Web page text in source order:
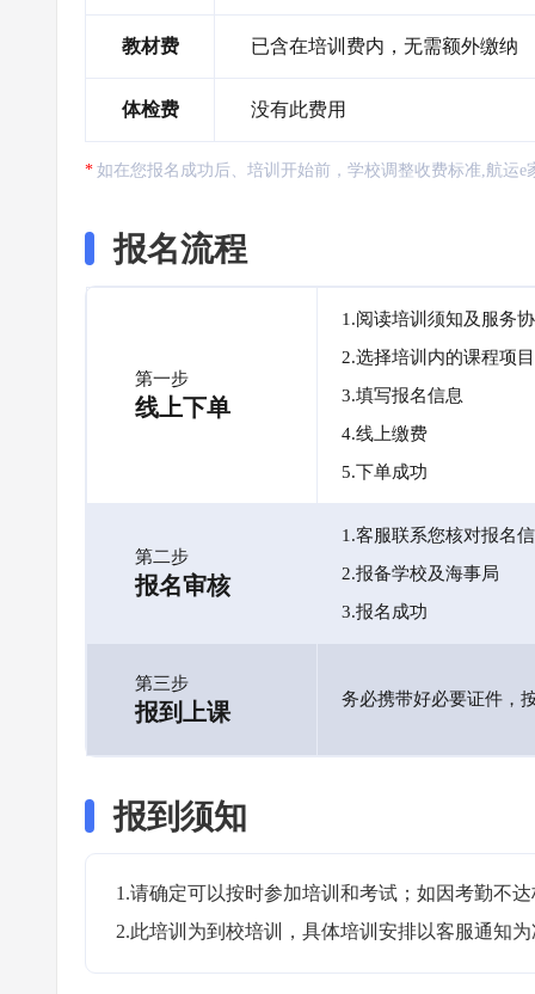
教材费 已含在培训费内，无需额外缴纳
体检费 没有此费用
如在您报名成功后、培训开始前，学校调整收费标准,航运
报名流程
第一步
线上下单
1.阅读培训须知及服务
2.选择培训内的课程项目
3.填写报名信息
4.线上缴费
5.下单成功
第二步
报名审核
1.客服联系您核对报名
2.报备学校及海事局
3.报名成功
第三步
报到上课 务必携带好必要证件，
报到须知
1.请确定可以按时参加培训和考试；如因考勤不
2.此培训为到校培训，具体培训安排以客服通知